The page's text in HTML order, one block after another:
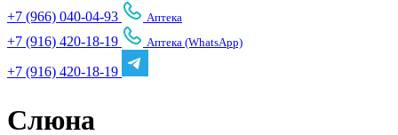
+7 (966) 040-04-93 Аптека
+7 (916) 420-18-19 Аптека (WhatsApp)
+7 (916) 420-18-19
Слюна